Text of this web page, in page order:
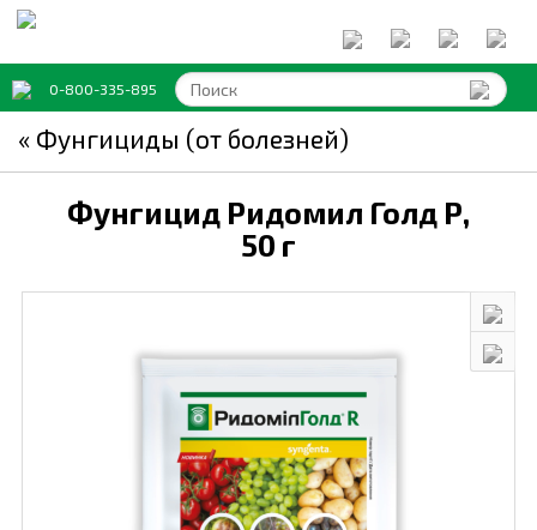
0-800-335-895
« Фунгициды (от болезней)
Фунгицид Ридомил Голд Р,
50 г